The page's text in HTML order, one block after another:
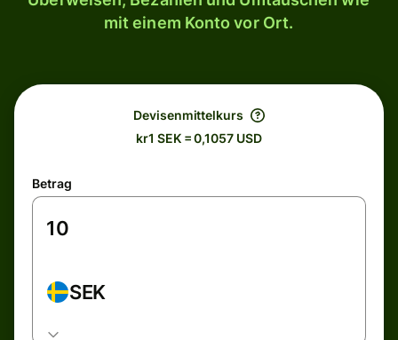
mit einem Konto vor Ort.
Devisenmittelkurs
kr1 SEK = 0,1057 USD
Betrag
SEK